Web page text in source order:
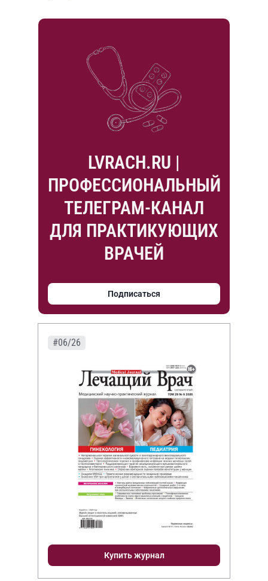
LVRACH.RU |
ПРОФЕССИОНАЛЬНЫЙ
ТЕЛЕГРАМ-КАНАЛ
ДЛЯ ПРАКТИКУЮЩИХ
ВРАЧЕЙ
Подписаться
#06/26
Купить журнал